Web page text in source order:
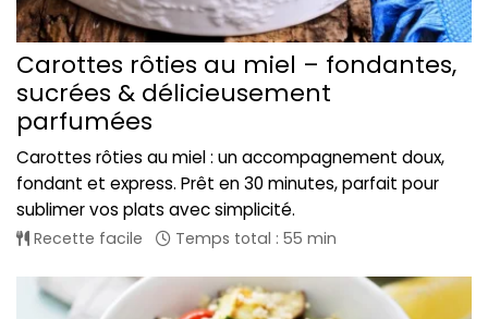
Carottes rôties au miel – fondantes,
sucrées & délicieusement
parfumées
Carottes rôties au miel : un accompagnement doux,
fondant et express. Prêt en 30 minutes, parfait pour
sublimer vos plats avec simplicité.
Recette facile Temps total : 55 min